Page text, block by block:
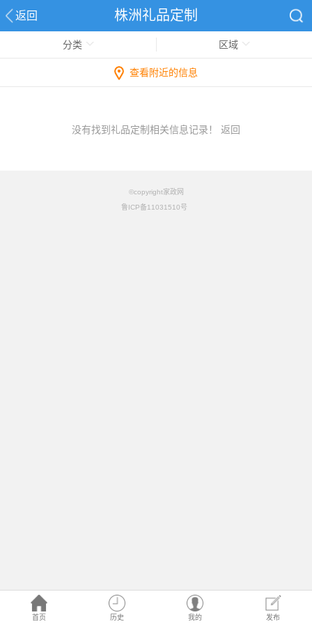
返回 株洲礼品定制
首页 历史 我的 发布
分类 区域
查看附近的信息
没有找到礼品定制相关信息记录！ 返回
©copyright家政网
鲁ICP备11031510号